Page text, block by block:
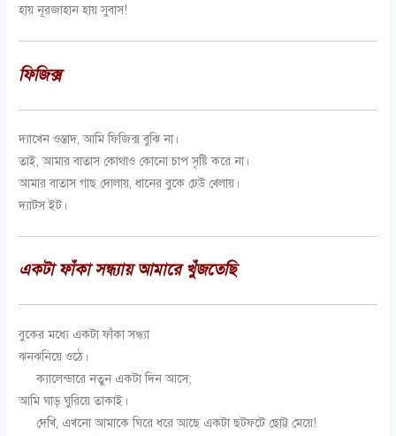
হায় নূরজাহান হায় সুবাস!
ফিজিক্স
দ্যাখেন ওস্তাদ, আমি ফিজিক্স বুঝি না।
তাই, আমার বাতাস কোথাও কোনো চাপ সৃষ্টি করে না।
আমার বাতাস গাছ দোলায়, ধানের বুকে ঢেউ খেলায়।
দ্যাটস ইট।
একটা ফাঁকা সন্ধ্যায় আমারে খুঁজতেছি
বুকের মধ্যে একটা ফাঁকা সন্ধ্যা
ঝনঝনিয়ে ওঠে।
ক্যালেন্ডারে নতুন একটা দিন আসে;
আমি ঘাড় ঘুরিয়ে তাকাই।
দেখি, এখনো আমাকে ঘিরে ধরে আছে একটা ছটফটে ছোট্ট মেয়ে!